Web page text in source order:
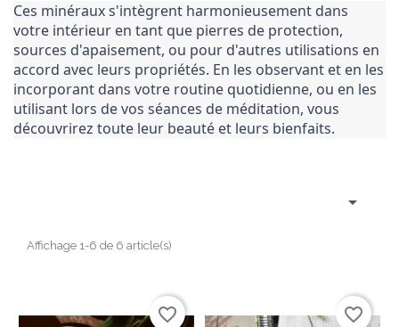
Ces minéraux s'intègrent harmonieusement dans
votre intérieur en tant que pierres de protection,
sources d'apaisement, ou pour d'autres utilisations en
accord avec leurs propriétés. En les observant et en les
incorporant dans votre routine quotidienne, ou en les
utilisant lors de vos séances de méditation, vous
découvrirez toute leur beauté et leurs bienfaits.

Affichage 1-6 de 6 article(s)
favorite_border favorite_border